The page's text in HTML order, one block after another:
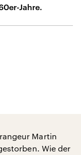
Jahre.
Martin
Wie der